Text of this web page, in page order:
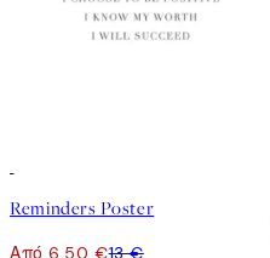
Reminders Poster
Από 6,50 €13 €